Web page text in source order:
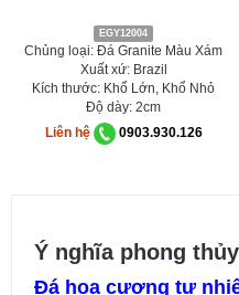
EGY12004
Chủng loại: Đá Granite Màu Xám
Xuất xứ: Brazil
Kích thước: Khổ Lớn, Khổ Nhỏ
Độ dày: 2cm
Liên hệ
0903.930.126
Ý nghĩa phong
Đá hoa cương tự